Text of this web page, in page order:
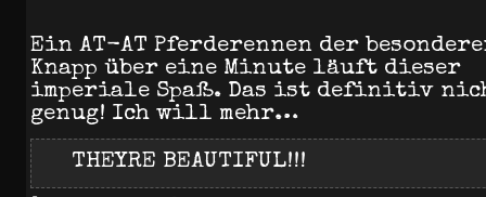
Ein AT-AT Pferderennen der
Knapp über eine Minute läuft dieser
imperiale Spaß. Das ist definitiv
genug! Ich will mehr…
THEYRE BEAUTIFUL!!!